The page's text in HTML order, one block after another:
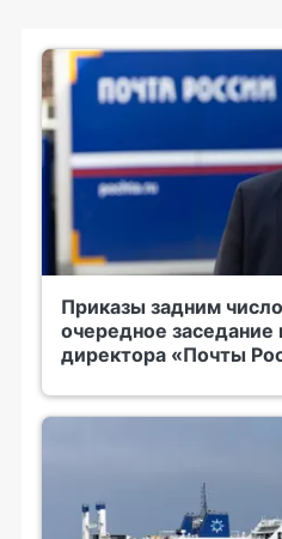
Приказы задним
очередное заседание
директора «Почты